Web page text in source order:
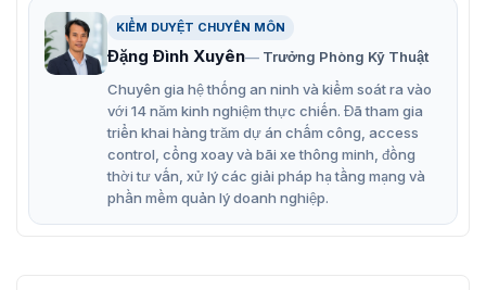
Nếu bạn đang tìm máy chấm công giá tốt, dễ vận hành
và phù hợp mô hình nhân sự nhỏ, GIGATA 777 là lựa
chọn đáng cân nhắc. Liên hệ ngay VietnamSmart để
được tư vấn giải pháp chấm công – kiểm soát ra vào phù
hợp với nhu cầu thực tế của doanh nghiệp.
☎️ Hotline: 093.6611.372
KIỂM DUYỆT CHUYÊN MÔN
Đặng Đình Xuyên
Trưởng Phòng Kỹ Thuật
Chuyên gia hệ thống an ninh và kiểm soát ra vào
với 14 năm kinh nghiệm thực chiến. Đã tham gia
triển khai hàng trăm dự án chấm công, access
control, cổng xoay và bãi xe thông minh, đồng
thời tư vấn, xử lý các giải pháp hạ tầng mạng và
phần mềm quản lý doanh nghiệp.